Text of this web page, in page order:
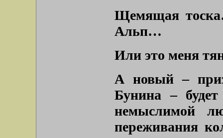
Щемящая
Альп…
Или это меня
А новый –
Бунина –
немыслимой
переживания